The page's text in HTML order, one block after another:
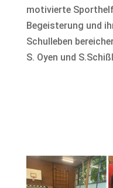
motivierte
Begeisterung und
Schulleben
S. Oyen und